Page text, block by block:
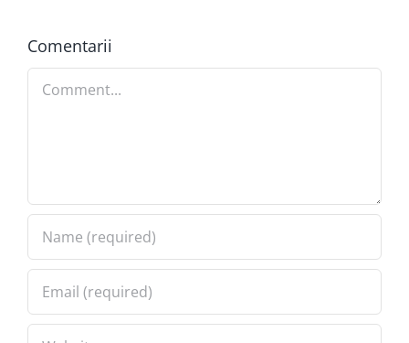
Comentarii
Comment